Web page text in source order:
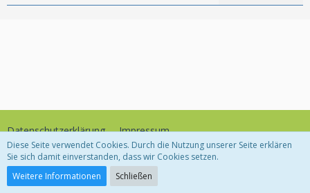
Datenschutzerklärung Impressum
Community-Software:
Diese Seite verwendet Cookies. Durch die Nutzung unserer Seite erklären
Sie sich damit einverstanden, dass wir Cookies setzen.
Weitere Informationen
Schließen